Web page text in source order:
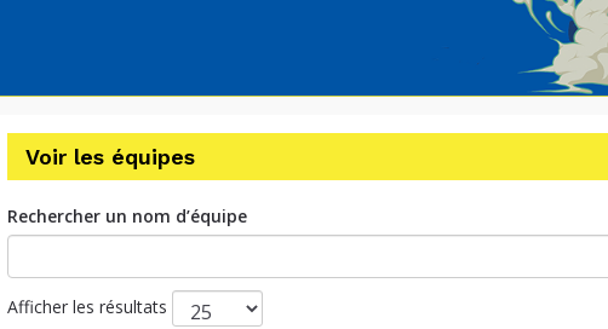
Voir les équipes
Rechercher un nom d’équipe
Afficher les résultats